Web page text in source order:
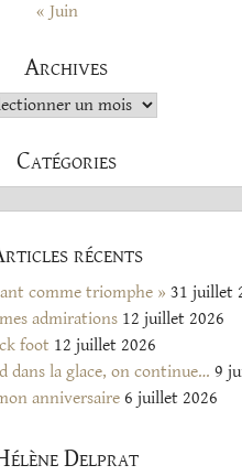
« Juin
Archives
Catégories
récents
comme triomphe » 31 juillet
admirations 12 juillet 2026
foot 12 juillet 2026
dans la glace, on continue… 9
anniversaire 6 juillet 2026
Delprat